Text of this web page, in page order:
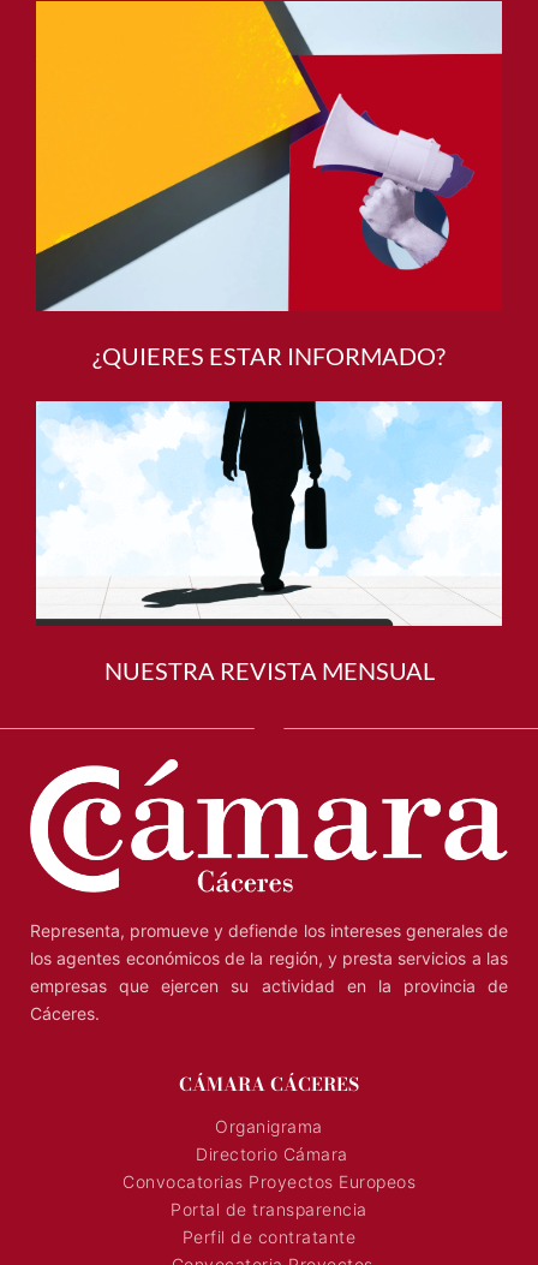
¿QUIERES ESTAR INFORMADO?
NUESTRA REVISTA MENSUAL
Representa, promueve y defiende los intereses generales de
los agentes económicos de la región, y presta servicios a las
empresas que ejercen su actividad en la provincia de
Cáceres.
CÁMARA CÁCERES
Organigrama
Directorio Cámara
Convocatorias Proyectos Europeos
Portal de transparencia
Perfil de contratante